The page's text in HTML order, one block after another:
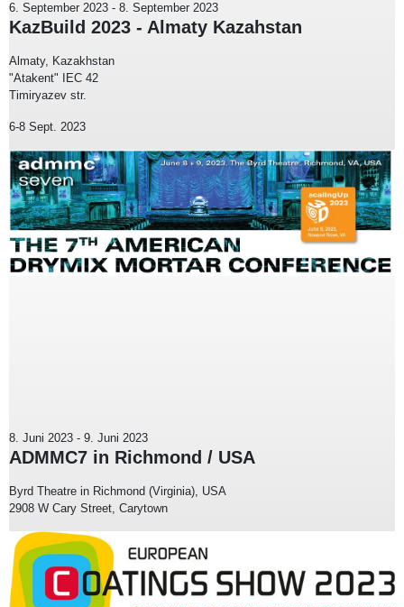
6. September 2023 - 8. September 2023
KazBuild 2023 - Almaty Kazahstan
Almaty, Kazakhstan
"Atakent" IEC 42
Timiryazev str.
6-8 Sept. 2023
8. Juni 2023 - 9. Juni 2023
ADMMC7 in Richmond / USA
Byrd Theatre in Richmond (Virginia), USA
2908 W Cary Street, Carytown